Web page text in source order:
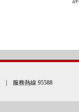
| 服務熱線 95588